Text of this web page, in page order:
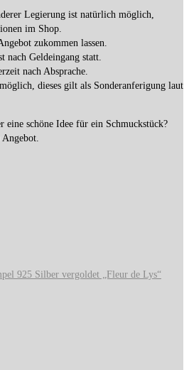
Legierung ist natürlich möglich,
im Shop.
zukommen lassen.
nach Geldeingang statt.
nach Absprache.
dieses gilt als Sonderanferigung laut
eine schöne Idee für ein Schmuckstück?